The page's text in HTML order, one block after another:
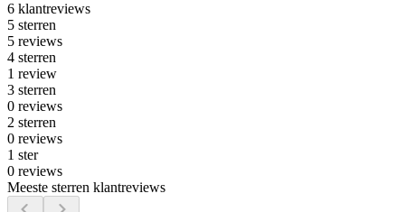
6 klantreviews
5 sterren
5 reviews
4 sterren
1 review
3 sterren
0 reviews
2 sterren
0 reviews
1 ster
0 reviews
Meeste sterren klantreviews